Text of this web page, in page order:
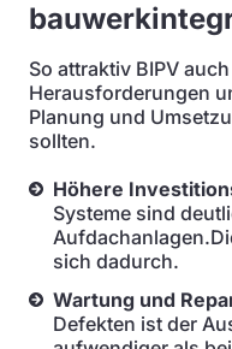
So attraktiv BIPV
Herausforderungen
Planung und
sollten.
Höhere
Systeme sind
sich dadurch.
Wartung und
Defekten ist der